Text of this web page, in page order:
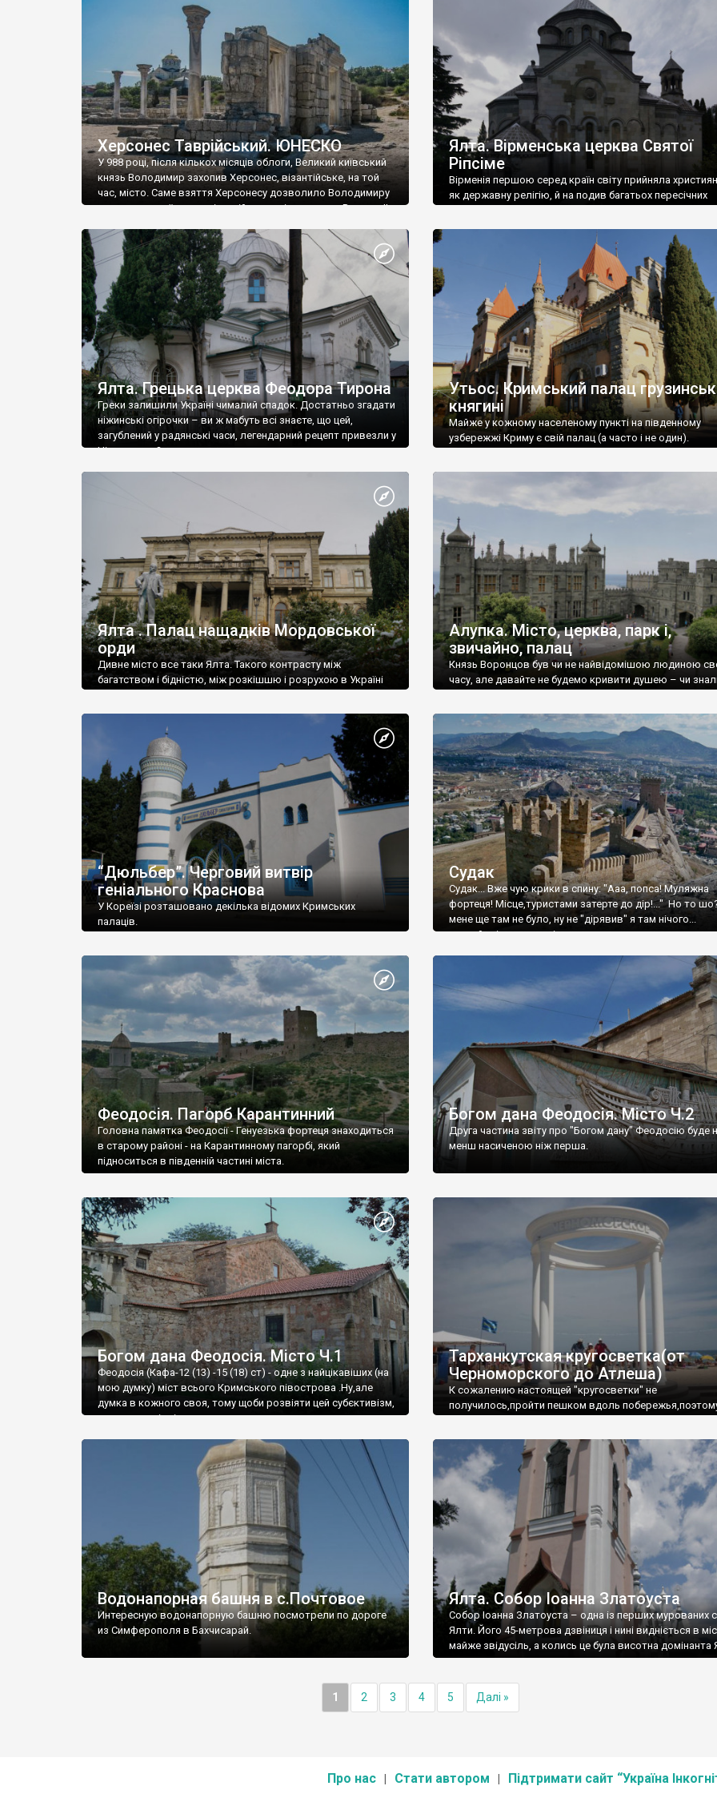
візантійської доби. Раритети викрадені з фондів об’єкту
культурної спадщини ЮНЕСКО «Херсонеса Таврійського».
Офіційно – на виставку «Золото Візантії», але експерти та
влада в Україні вважають це лише […]
називаються «повстяками» (postaki)…” “Вино. Крим
виробляє відмінне вино і його вдосталь: воно все
легке біле і дуже […]
Херсонес Таврійський. ЮНЕСКО
У 988 році, після кількох місяців облоги, Великий київський
князь Володимир захопив Херсонес, візантійське, на той
час, місто. Саме взяття Херсонесу дозволило Володимиру
диктувати свої умови візантійському імператору Василю ІІ,
Херсонесі Володимир-язичник, став Василем-
християнином. А потім було Хрещення Русі. На честь
Херсонесу Таврійського названо місто […]
Ялта. Вірменська церква Святої
Ріпсіме
Вірменія першою серед країн світу прийняла
як державну релігію, й на подив багатьох пересічних
Ялта. Грецька церква Феодора Тирона
Греки залишили Україні чималий спадок. Достатньо згадати
ніжинські огірочки – ви ж мабуть всі знаєте, що цей,
загублений у радянські часи, легендарний рецепт привезли у
Ніжин греки?
Утьос. Кримський палац
княгині
Майже у кожному населеному пункті на південному
узбережжі Криму є свій палац (а часто і не один).
Ялта . Палац нащадків Мордовської
орди
Дивне місто все таки Ялта. Такого контрасту між
багатством і бідністю, між розкішшю і розрухою в Україні
Алупка. Місто, церква, парк і,
звичайно, палац
Князь Воронцов був чи не найвідомішою людиною
часу, але давайте не будемо кривити душею – чи
“Дюльбер”. Черговий витвір
геніального Краснова
У Кореїзі розташовано декілька відомих Кримських
палаців.
Судак
Судак... Вже чую крики в спину: "Ааа, попса! Муляжна
фортеця! Місце,туристами затерте до дір!..." Но то
мене ще там не було, ну не "дірявив" я там нічого...
принаймні до цього літа.
Феодосія. Пагорб Карантинний
Головна памятка Феодосії - Генуезька фортеця знаходиться
в старому районі - на Карантинному пагорбі, який
підноситься в південній частині міста.
Богом дана Феодосія. Місто Ч.2
Друга частина звіту про "Богом дану" Феодосію буде
менш насиченою ніж перша.
Богом дана Феодосія. Місто Ч.1
Феодосія (Кафа-12 (13) -15 (18) ст) - одне з найцікавіших (на
мою думку) міст всього Кримського півострова .Ну,але
думка в кожного своя, тому щоби розвіяти цей субєктивізм,
запрошую відвідати це
Тарханкутская кругосветка(от
Черноморского до Атлеша)
К сожалению настоящей "кругосветки" не
получилось,пройти пешком вдоль
Водонапорная башня в с.Почтовое
Интересную водонапорную башню посмотрели по дороге
из Симферополя в Бахчисарай.
Ялта. Собор Іоанна Златоуста
Собор Іоанна Златоуста – одна із перших мурованих
Ялти. Його 45-метрова дзвіниця і нині видніється в
майже звідусіль, а колись це була висотна домінанта
1 2 3 4 5 Далі »
Про нас Стати автором Підтримати сайт “Україна